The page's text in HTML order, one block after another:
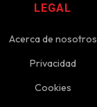
LEGAL
Acerca de nosotros
Privacidad
Cookies